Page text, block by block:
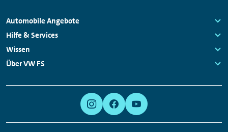
Fußzeilen
Navigation
Automobile Angebote
Links:
Hilfe & Services
Links:
Wissen
Links:
Über VW FS
Links